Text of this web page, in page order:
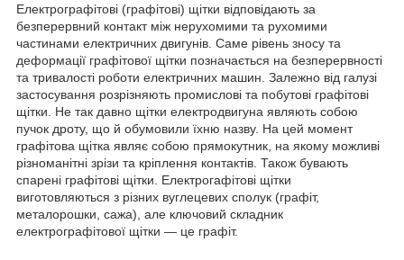
Електрографітові (графітові) щітки відповідають за
безперервний контакт між нерухомими та рухомими
частинами електричних двигунів. Саме рівень зносу та
деформації графітової щітки позначається на безперервності
та тривалості роботи електричних машин. Залежно від галузі
застосування розрізняють промислові та побутові графітові
щітки. Не так давно щітки електродвигуна являють собою
пучок дроту, що й обумовили їхню назву. На цей момент
графітова щітка являє собою прямокутник, на якому можливі
різноманітні зрізи та кріплення контактів. Також бувають
спарені графітові щітки. Електрогафітові щітки
виготовляються з різних вуглецевих сполук (графіт,
металорошки, сажа), але ключовий складник
електрографітової щітки — це графіт.